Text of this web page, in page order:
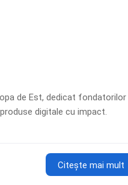
de Est, dedicat fondatorilor
digitale cu impact.
Citește mai mult